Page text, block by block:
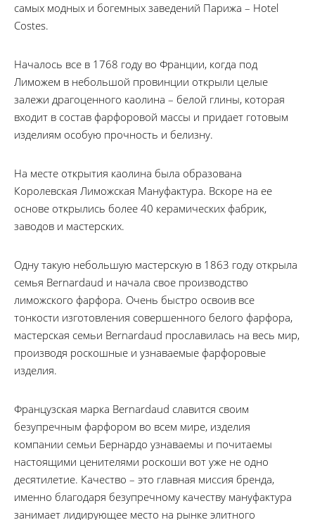
са­мых мод­ных и бо­гем­ных за­ве­де­ний Па­ри­жа – Hotel
Costes.
Началось все в 1768 году во Франции, когда под
Лиможем в небольшой провинции открыли целые
залежи драгоценного каолина – белой глины, которая
входит в состав фарфоровой массы и придает готовым
изделиям особую прочность и белизну.
На месте открытия каолина была образована
Королевская Лиможская Мануфактура. Вскоре на ее
основе открылись более 40 керамических фабрик,
заводов и мастерских.
Одну такую небольшую мастерскую в 1863 году открыла
семья Bernardaud и начала свое производство
лиможского фарфора. Очень быстро освоив все
тонкости изготовления совершенного белого фарфора,
мастерская семьи Bernardaud прославилась на весь мир,
производя роскошные и узнаваемые фарфоровые
изделия.
Французская марка Bernardaud славится своим
безупречным фарфором во всем мире, изделия
компании семьи Бернардо узнаваемы и почитаемы
настоящими ценителями роскоши вот уже не одно
десятилетие. Качество – это главная миссия бренда,
именно благодаря безупречному качеству мануфактура
занимает лидирующее место на рынке элитного